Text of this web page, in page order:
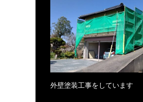
外壁塗装工事をしています